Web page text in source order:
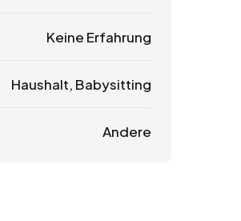
Keine Erfahrung
Haushalt, Babysitting
Andere